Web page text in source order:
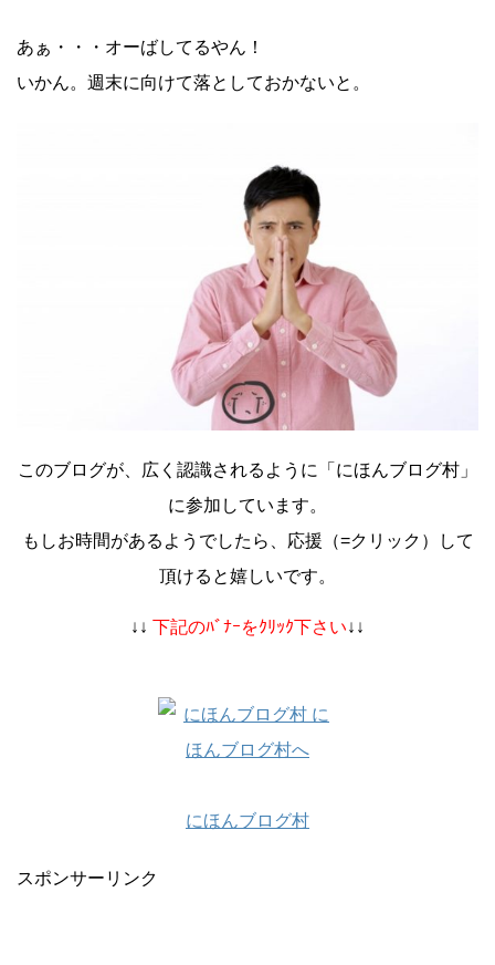
あぁ・・・オーばしてるやん！
いかん。週末に向けて落としておかないと。
このブログが、広く認識されるように「にほんブログ村」
に参加しています。
もしお時間があるようでしたら、応援（=クリック）して
頂けると嬉しいです。
↓↓ 下記のﾊﾞﾅｰをｸﾘｯｸ下さい↓↓
にほんブログ村
スポンサーリンク